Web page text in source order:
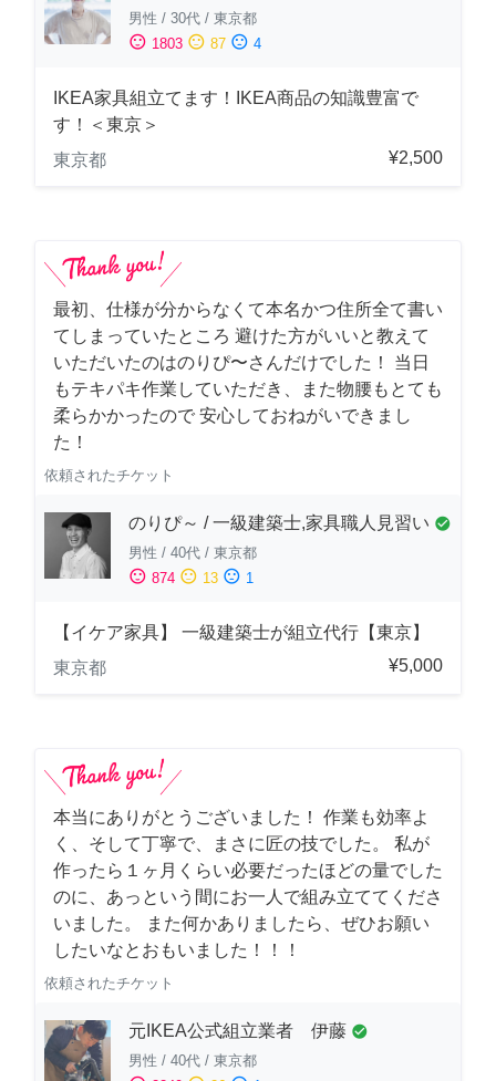
男性 / 30代 / 東京都
sentiment_satisfied 1803 sentiment_neutral 87 sentiment_dissatisfied 4
IKEA家具組立てます！IKEA商品の知識豊富で
す！＜東京＞
東京都
¥2,500
最初、仕様が分からなくて本名かつ住所全て書い
てしまっていたところ 避けた方がいいと教えて
いただいたのはのりぴ〜さんだけでした！ 当日
もテキパキ作業していただき、また物腰もとても
柔らかかったので 安心しておねがいできまし
た！
依頼されたチケット
のりぴ～ / 一級建築士,家具職人見習い check_circle
男性 / 40代 / 東京都
sentiment_satisfied 874 sentiment_neutral 13 sentiment_dissatisfied 1
【イケア家具】 一級建築士が組立代行【東京】
東京都
¥5,000
本当にありがとうございました！ 作業も効率よ
く、そして丁寧で、まさに匠の技でした。 私が
作ったら１ヶ月くらい必要だったほどの量でした
のに、あっという間にお一人で組み立ててくださ
いました。 また何かありましたら、ぜひお願い
したいなとおもいました！！！
依頼されたチケット
元IKEA公式組立業者 伊藤 check_circle
男性 / 40代 / 東京都